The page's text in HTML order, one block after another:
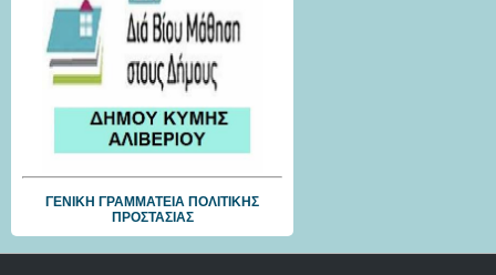
ΓΕΝΙΚΗ ΓΡΑΜΜΑΤΕΙΑ ΠΟΛΙΤΙΚΗΣ
ΠΡΟΣΤΑΣΙΑΣ